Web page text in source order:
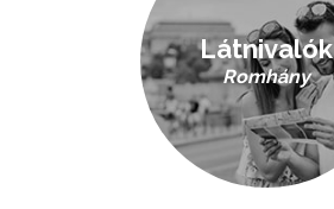
Látnivalók
Romhány